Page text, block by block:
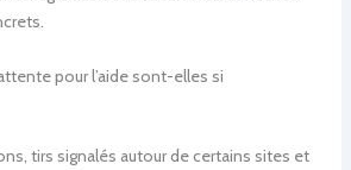
pour l’aide sont-elles si
tirs signalés autour de certains sites et